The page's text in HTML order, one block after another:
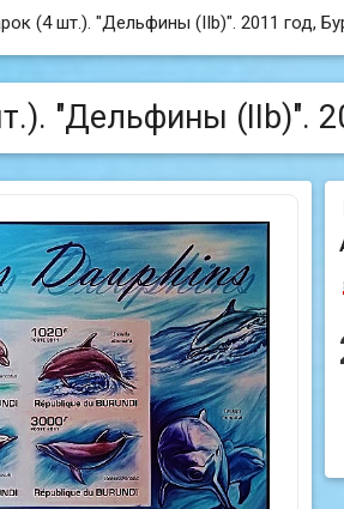
(4 шт.). "Дельфины (IIb)". 2011 год,
"Дельфины (IIb)".